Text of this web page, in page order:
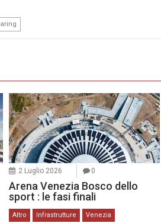
2 Luglio 2026 0
Arena Venezia Bosco dello
sport : le fasi finali
Altro Infrastrutture Venezia